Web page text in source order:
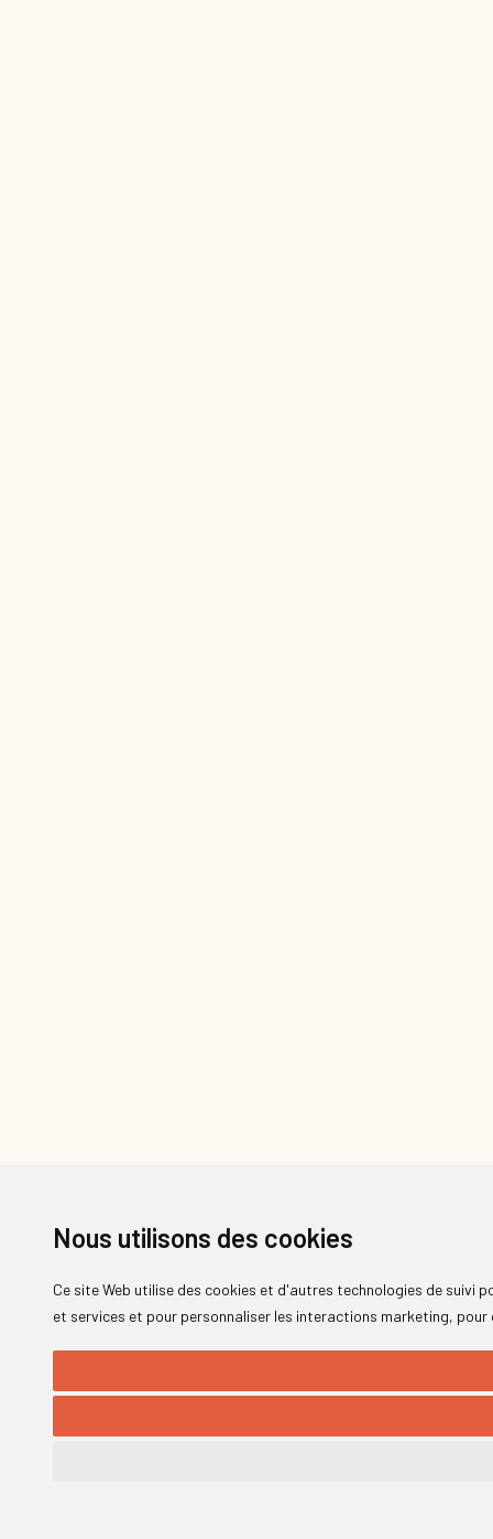
Nous utilisons des cookies
Ce site Web utilise des cookies et d'autres technologies de suivi
et services et pour personnaliser les interactions marketing, pour